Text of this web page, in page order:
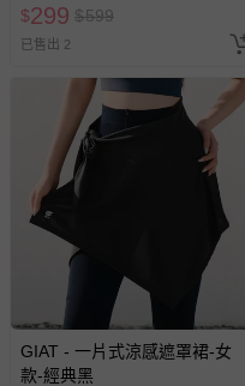
$299 $599
已售出 2
GIAT - 一片式涼感遮罩裙-女
款-經典黑